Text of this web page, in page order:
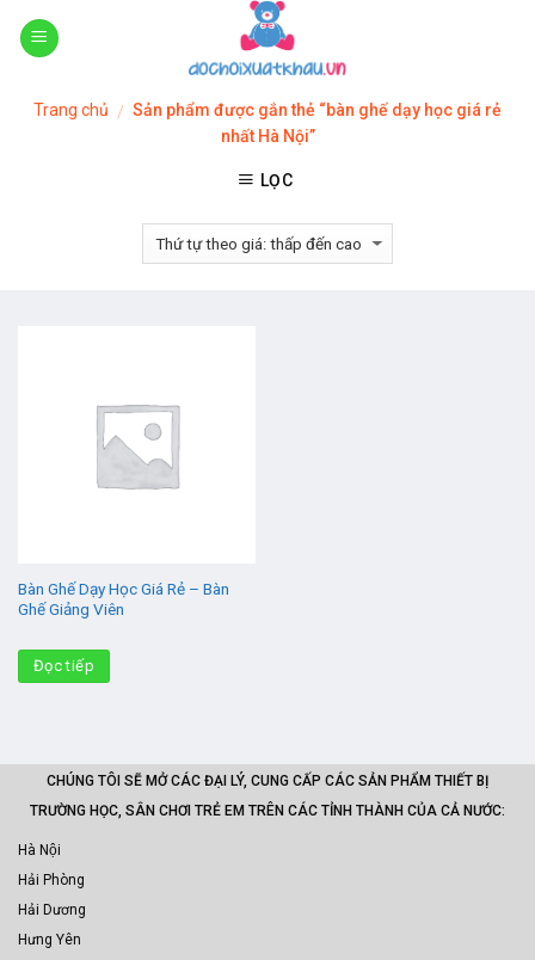
Skip
Trang chủ / Sản phẩm được gắn thẻ “bàn ghế dạy học giá rẻ
nhất Hà Nội”
LỌC
Bàn Ghế Dạy Học Giá Rẻ – Bàn
Ghế Giảng Viên
Đọc tiếp
CHÚNG TÔI SẼ MỞ CÁC ĐẠI LÝ, CUNG CẤP CÁC SẢN PHẨM THIẾT BỊ
TRƯỜNG HỌC, SÂN CHƠI TRẺ EM TRÊN CÁC TỈNH THÀNH CỦA CẢ NƯỚC:
Hà Nội
Hải Phòng
Hải Dương
Hưng Yên